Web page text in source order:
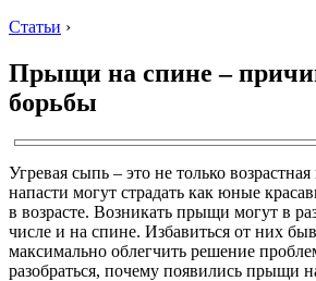
Статьи ›
Прыщи на спине –
борьбы
Угревая сыпь – это не только
напасти могут страдать как юные
в возрасте. Возникать прыщи могут в
числе и на спине. Избавиться от них
максимально облегчить решение
разобраться, почему появились прыщи